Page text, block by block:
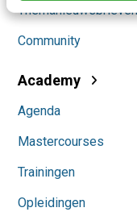
Themanieuwsbrieven
Community
Academy
Agenda
Mastercourses
Trainingen
Opleidingen